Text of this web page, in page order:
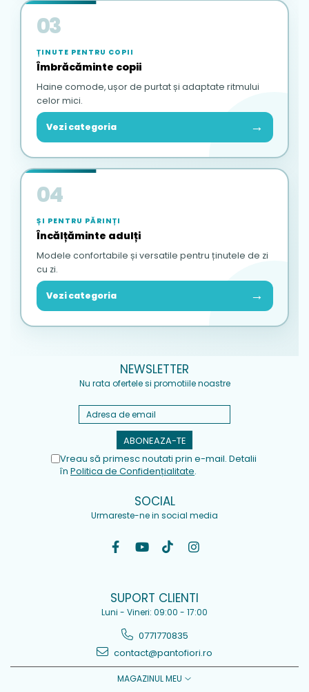
03
ȚINUTE PENTRU COPII
Îmbrăcăminte copii
Haine comode, ușor de purtat și adaptate ritmului
celor mici.
Vezi categoria →
04
ȘI PENTRU PĂRINȚI
Încălțăminte adulți
Modele confortabile și versatile pentru ținutele de zi
cu zi.
Vezi categoria →
NEWSLETTER
Nu rata ofertele si promotiile noastre
Vreau să primesc noutati prin e-mail. Detalii
în Politica de Confidențialitate.
SOCIAL
Urmareste-ne in social media
SUPORT CLIENTI
Luni - Vineri: 09:00 - 17:00
0771770835
contact@pantofiori.ro
MAGAZINUL MEU